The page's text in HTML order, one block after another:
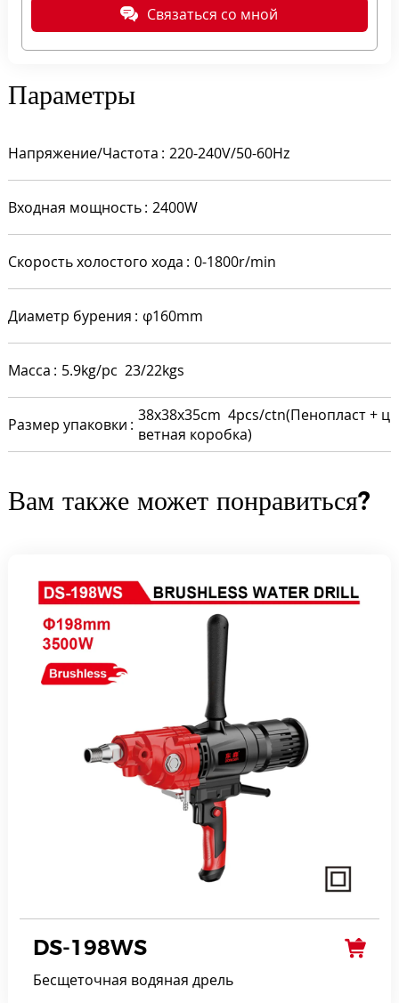
Связаться со мной
Параметры
Напряжение/Частота 220-240V/50-60Hz
Входная мощность 2400W
Скорость холостого хода 0-1800r/min
Диаметр бурения φ160mm
Масса 5.9kg/pc 23/22kgs
Размер упаковки 38x38x35cm 4pcs/ctn(Пенопласт + ц
ветная коробка)
Вам также может понравиться?
DS-198WS
Бесщеточная водяная дрель